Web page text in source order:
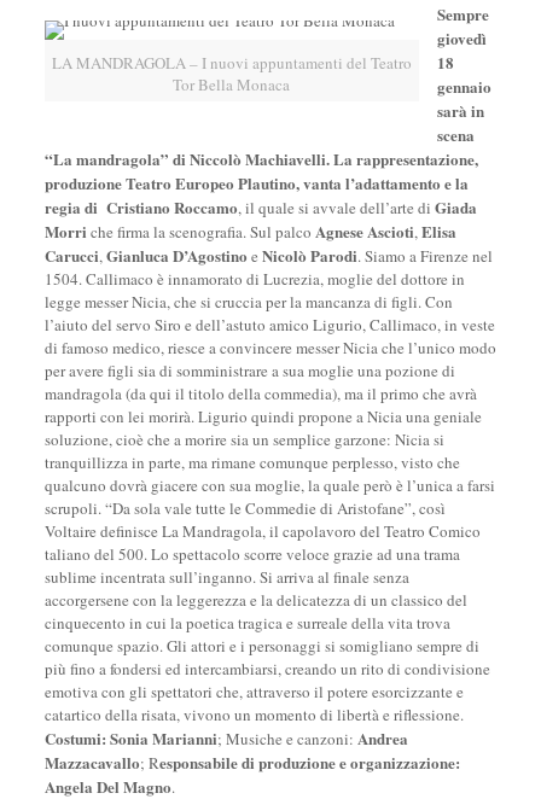
LA MANDRAGOLA – I nuovi appuntamenti del Teatro
Tor Bella Monaca
Sempre
giovedì
18
gennaio
sarà in
scena
“La mandragola” di Niccolò Machiavelli. La rappresentazione,
produzione Teatro Europeo Plautino, vanta l’adattamento e la
regia di Cristiano Roccamo, il quale si avvale dell’arte di Giada
Morri che firma la scenografia. Sul palco Agnese Ascioti,Elisa
Carucci,Gianluca D’Agostino e Nicolò Parodi. Siamo a Firenze nel
1504. Callimaco è innamorato di Lucrezia, moglie del dottore in
legge messer Nicia, che si cruccia per la mancanza di figli. Con
l’aiuto del servo Siro e dell’astuto amico Ligurio, Callimaco, in veste
di famoso medico, riesce a convincere messer Nicia che l’unico modo
per avere figli sia di somministrare a sua moglie una pozione di
mandragola (da qui il titolo della commedia), ma il primo che avrà
rapporti con lei morirà. Ligurio quindi propone a Nicia una geniale
soluzione, cioè che a morire sia un semplice garzone: Nicia si
tranquillizza in parte, ma rimane comunque perplesso, visto che
qualcuno dovrà giacere con sua moglie, la quale però è l’unica a farsi
scrupoli. “Da sola vale tutte le Commedie di Aristofane”, così
Voltaire definisce La Mandragola, il capolavoro del Teatro Comico
taliano del 500. Lo spettacolo scorre veloce grazie ad una trama
sublime incentrata sull’inganno. Si arriva al finale senza
accorgersene con la leggerezza e la delicatezza di un classico del
cinquecento in cui la poetica tragica e surreale della vita trova
comunque spazio. Gli attori e i personaggi si somigliano sempre di
più fino a fondersi ed intercambiarsi, creando un rito di condivisione
emotiva con gli spettatori che, attraverso il potere esorcizzante e
catartico della risata, vivono un momento di libertà e riflessione.
Costumi: Sonia Marianni; Musiche e canzoni: Andrea
Mazzacavallo; Responsabile di produzione e organizzazione:
Angela Del Magno.